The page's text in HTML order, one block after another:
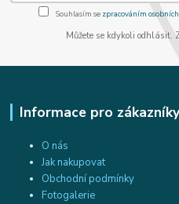
Souhlasím se zpracováním
Můžete se kdykoli odhlásit.
Informace pro zákazníky
O nás
Jak nakupovat
Obchodní podmínky
Fotogalerie